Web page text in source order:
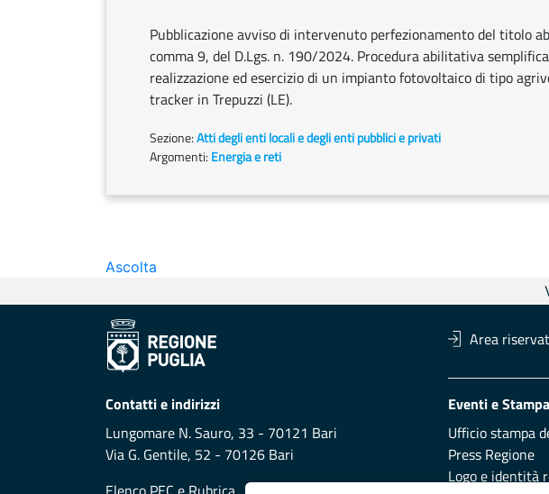
Pubblicazione avviso di intervenuto perfezionamento del titolo
comma 9, del D.Lgs. n. 190/2024. Procedura abilitativa
realizzazione ed esercizio di un impianto fotovoltaico di tipo
tracker in Trepuzzi (LE).
Sezione:Atti degli enti locali e degli enti pubblici e privati
Argomenti: Energia e reti
Ascolta
Area
Contatti e indirizzi
Lungomare N. Sauro, 33 - 70121 Bari
Via G. Gentile, 52 - 70126 Bari
Eventi e Stampa
Ufficio stampa
Press Regione
Logo e identità